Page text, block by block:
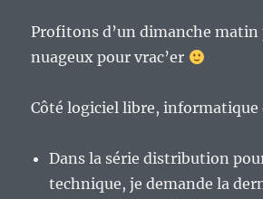
Profitons d’un dimanche matin
nuageux pour vrac’er
Côté logiciel libre,
Dans la série distribution
technique, je demande la